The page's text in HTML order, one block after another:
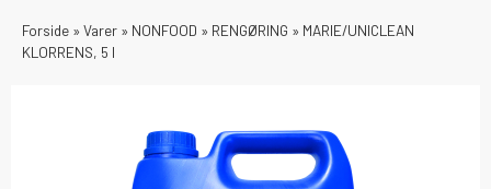
Forside » Varer » NONFOOD » RENGØRING » MARIE/UNICLEAN
KLORRENS, 5 l